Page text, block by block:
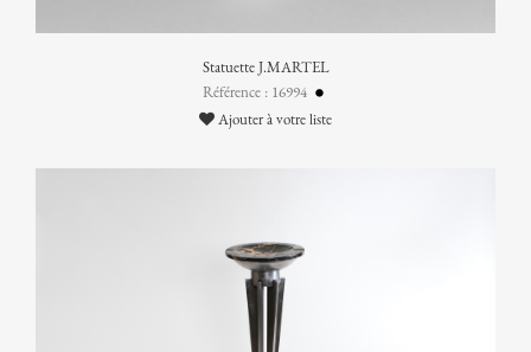
Statuette J.MARTEL
Référence : 16994
Ajouter à votre liste